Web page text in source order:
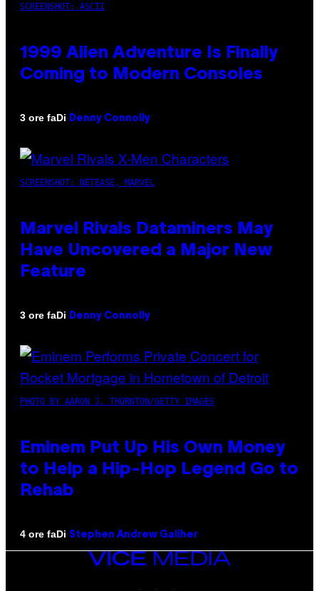
SCREENSHOT: ASCII
1999 Alien Adventure Is Finally
Coming to Modern Consoles
3 ore faDi Denny Connolly
SCREENSHOT: NETEASE, MARVEL
Marvel Rivals Dataminers May
Have Uncovered a Major New
Feature
3 ore faDi Denny Connolly
PHOTO BY AARON J. THORNTON/GETTY IMAGES
Eminem Put Up His Own Money
to Help a Hip-Hop Legend Go to
Rehab
4 ore faDi Stephen Andrew Galiher
VICE
MEDIA